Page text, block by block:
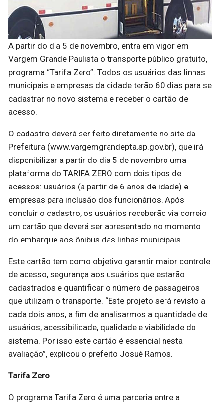
A partir do dia 5 de novembro, entra em vigor em
Vargem Grande Paulista o transporte público gratuito,
programa “Tarifa Zero”. Todos os usuários das linhas
municipais e empresas da cidade terão 60 dias para se
cadastrar no novo sistema e receber o cartão de
acesso.
O cadastro deverá ser feito diretamente no site da
Prefeitura (www.vargemgrandepta.sp.gov.br), que irá
disponibilizar a partir do dia 5 de novembro uma
plataforma do TARIFA ZERO com dois tipos de
acessos: usuários (a partir de 6 anos de idade) e
empresas para inclusão dos funcionários. Após
concluir o cadastro, os usuários receberão via correio
um cartão que deverá ser apresentado no momento
do embarque aos ônibus das linhas municipais.
Este cartão tem como objetivo garantir maior controle
de acesso, segurança aos usuários que estarão
cadastrados e quantificar o número de passageiros
que utilizam o transporte. “Este projeto será revisto a
cada dois anos, a fim de analisarmos a quantidade de
usuários, acessibilidade, qualidade e viabilidade do
sistema. Por isso este cartão é essencial nesta
avaliação”, explicou o prefeito Josué Ramos.
Tarifa Zero
O programa Tarifa Zero é uma parceria entre a